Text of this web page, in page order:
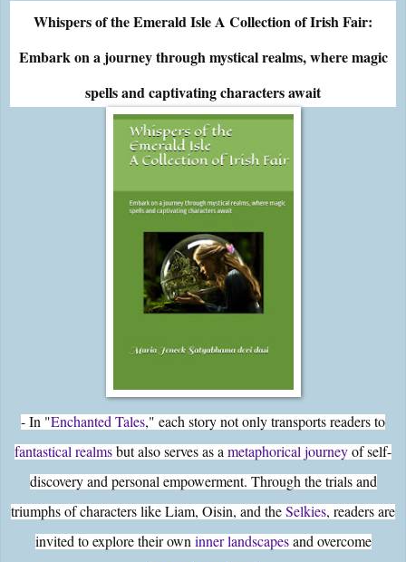
Whispers of the Emerald Isle A Collection of Irish Fair:
Embark on a journey through mystical realms, where magic
spells and captivating characters await
- In "Enchanted Tales," each story not only transports readers to
fantastical realmsbut also serves as ametaphorical journeyof self-
discovery and personal empowerment. Through the trials and
triumphs of characters like Liam, Oisin, and theSelkies, readers are
invited to explore their owninner landscapesand overcome